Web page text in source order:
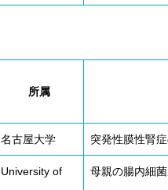
所属
名古屋大学 突発性膜性腎
University of 母親の腸内細